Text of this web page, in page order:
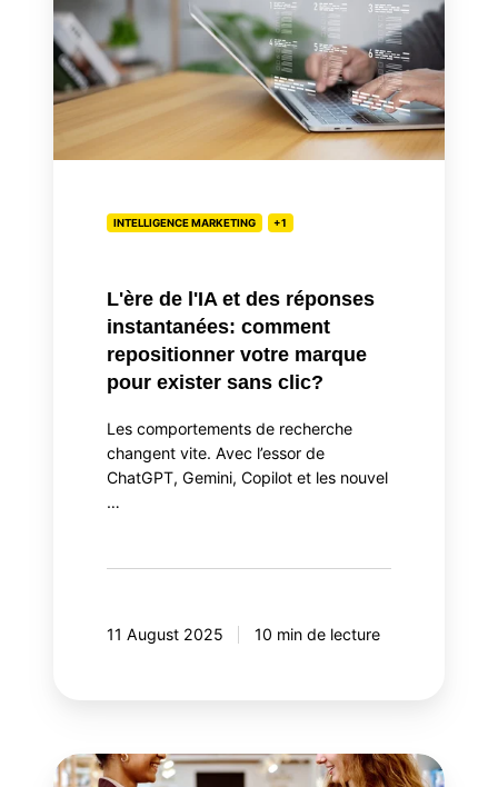
l'IA
et
des
réponses
instantanées:
marqueINTELLIGENCE MARKETING +1
L'ère de l'IA et des réponses
instantanées: comment
repositionner votre marque
pour exister sans clic?
Les comportements de recherche
changent vite. Avec l’essor de
ChatGPT, Gemini, Copilot et les nouvel
…
11 August 2025 10 min de lecture
Les